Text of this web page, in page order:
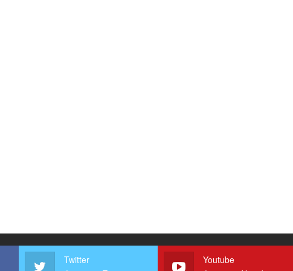
Twitter Youtube